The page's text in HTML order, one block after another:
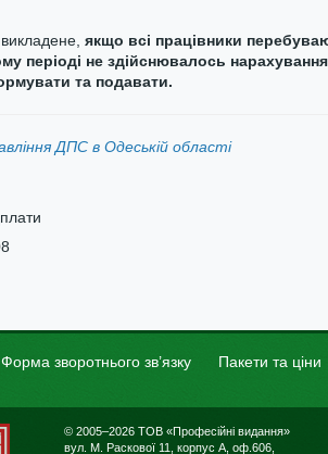
якщо всі працівники
періоді не здійснювалось
та подавати.
ДПС в Одеській області
Форма зворотнього зв’язку Пакети та ціни
© 2005–2026 ТОВ «Професійні видання»
вул. М. Раскової 11, корпус А, оф.606,